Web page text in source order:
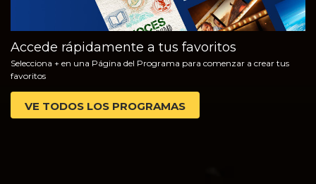
Accede rápidamente a tus favoritos
Selecciona + en una Página del Programa para comenzar a crear tus
favoritos
VE TODOS LOS PROGRAMAS